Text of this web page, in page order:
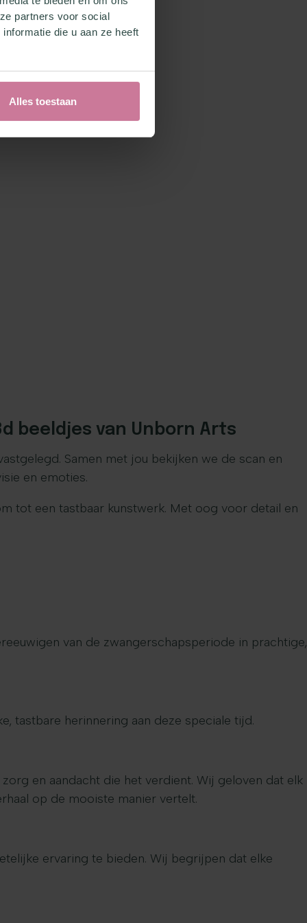
partners voor social
die u aan ze heeft
Alles toestaan
beeldjes van Unborn Arts
Samen met jou bekijken we de scan en
en emoties.
tot een tastbaar kunstwerk. Met oog voor detail en
van de zwangerschapsperiode in prachtige,
tastbare herinnering aan deze speciale tijd.
en aandacht die het verdient. Wij geloven dat elk
op de mooiste manier vertelt.
ervaring te bieden. Wij begrijpen dat elke